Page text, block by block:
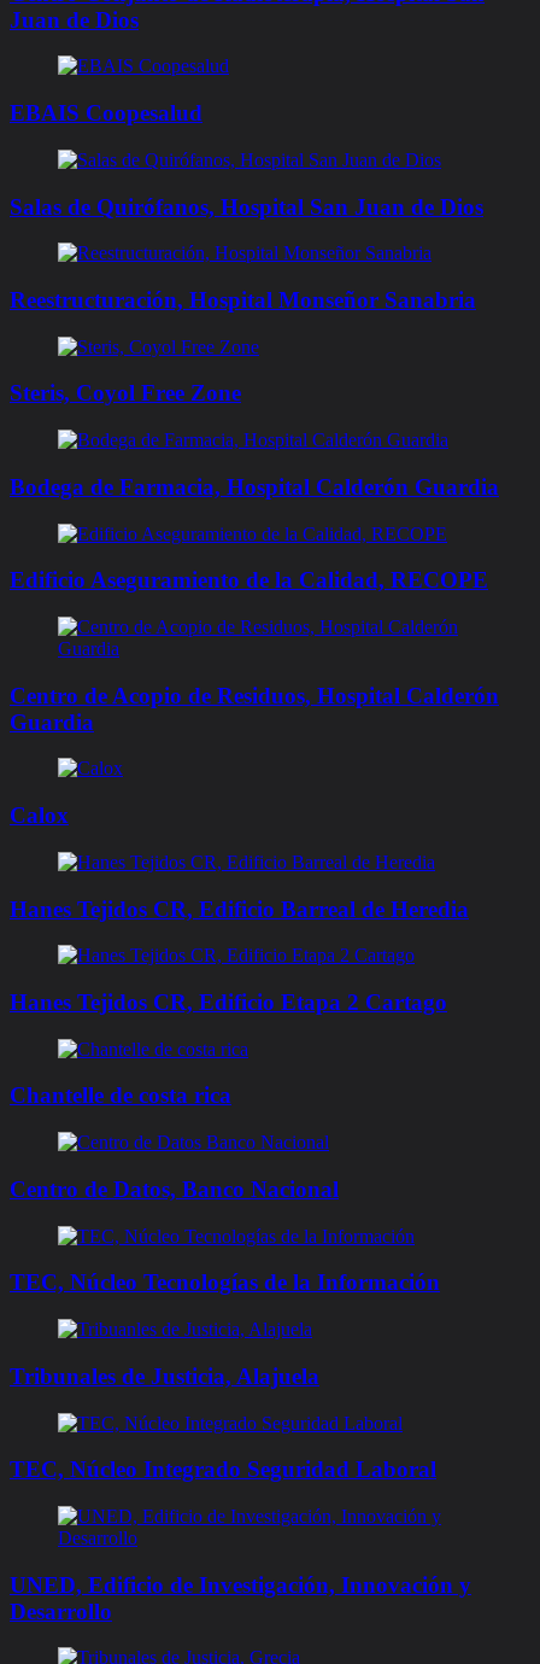
Juan de Dios
EBAIS Coopesalud
Salas de Quirófanos, Hospital San Juan de Dios
Reestructuración, Hospital Monseñor Sanabria
Steris, Coyol Free Zone
Bodega de Farmacia, Hospital Calderón Guardia
Edificio Aseguramiento de la Calidad, RECOPE
Centro de Acopio de Residuos, Hospital Calderón
Guardia
Calox
Hanes Tejidos CR, Edificio Barreal de Heredia
Hanes Tejidos CR, Edificio Etapa 2 Cartago
Chantelle de costa rica
Centro de Datos, Banco Nacional
TEC, Núcleo Tecnologías de la Información
Tribunales de Justicia, Alajuela
TEC, Núcleo Integrado Seguridad Laboral​
UNED, Edificio de Investigación, Innovación y
Desarrollo